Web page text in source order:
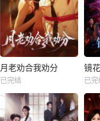
月老劝合我劝分
已完结
镜
已完